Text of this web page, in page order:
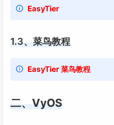
EasyTier
1.3、菜鸟教程
EasyTier 菜鸟教程
二、VyOS